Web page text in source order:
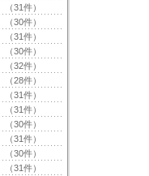
（31件）
（30件）
（31件）
（30件）
（32件）
（28件）
（31件）
（31件）
（30件）
（31件）
（30件）
（31件）